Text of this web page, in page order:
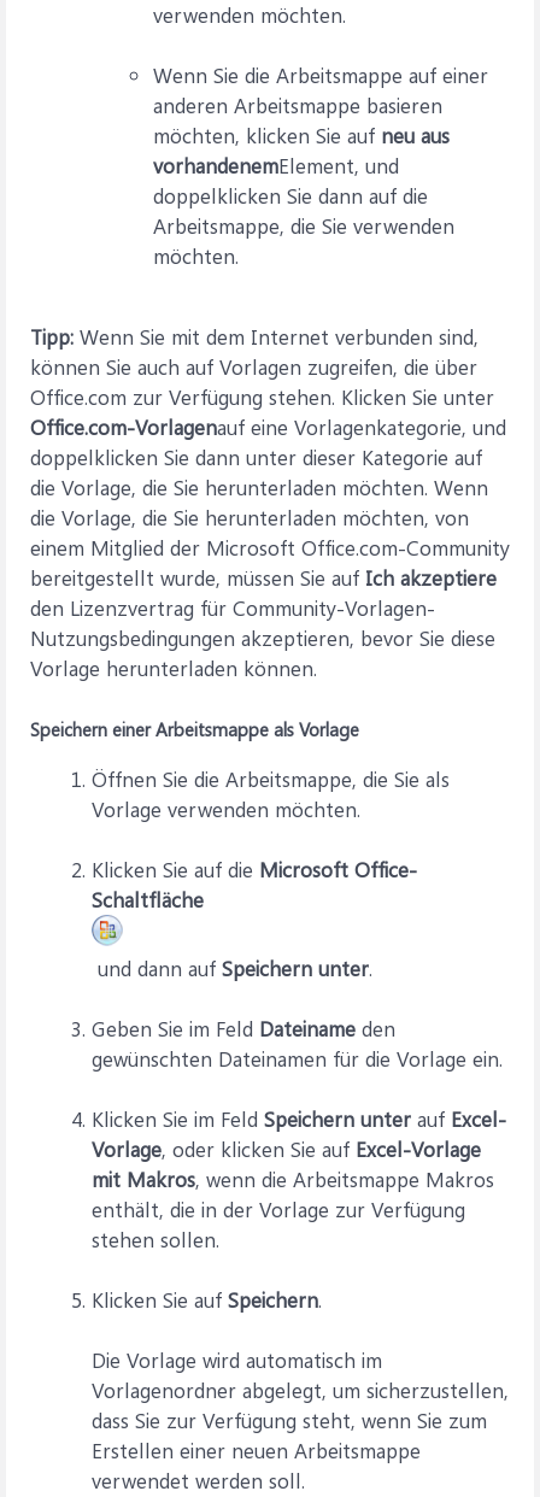
verwenden möchten.
Wenn Sie die Arbeitsmappe auf einer
anderen Arbeitsmappe basieren
möchten, klicken Sie auf neu aus
vorhandenemElement, und
doppelklicken Sie dann auf die
Arbeitsmappe, die Sie verwenden
möchten.
Tipp: Wenn Sie mit dem Internet verbunden sind,
können Sie auch auf Vorlagen zugreifen, die über
Office.com zur Verfügung stehen. Klicken Sie unter
Office.com-Vorlagenauf eine Vorlagenkategorie, und
doppelklicken Sie dann unter dieser Kategorie auf
die Vorlage, die Sie herunterladen möchten. Wenn
die Vorlage, die Sie herunterladen möchten, von
einem Mitglied der Microsoft Office.com-Community
bereitgestellt wurde, müssen Sie auf Ich akzeptiere
den Lizenzvertrag für Community-Vorlagen-
Nutzungsbedingungen akzeptieren, bevor Sie diese
Vorlage herunterladen können.
Speichern einer Arbeitsmappe als Vorlage
Öffnen Sie die Arbeitsmappe, die Sie als
Vorlage verwenden möchten.
Klicken Sie auf die Microsoft Office-
Schaltfläche
und dann auf Speichern unter.
Geben Sie im Feld Dateiname den
gewünschten Dateinamen für die Vorlage ein.
Klicken Sie im Feld Speichern unter auf Excel-
Vorlage, oder klicken Sie auf Excel-Vorlage
mit Makros, wenn die Arbeitsmappe Makros
enthält, die in der Vorlage zur Verfügung
stehen sollen.
Klicken Sie auf Speichern.
Die Vorlage wird automatisch im
Vorlagenordner abgelegt, um sicherzustellen,
dass Sie zur Verfügung steht, wenn Sie zum
Erstellen einer neuen Arbeitsmappe
verwendet werden soll.